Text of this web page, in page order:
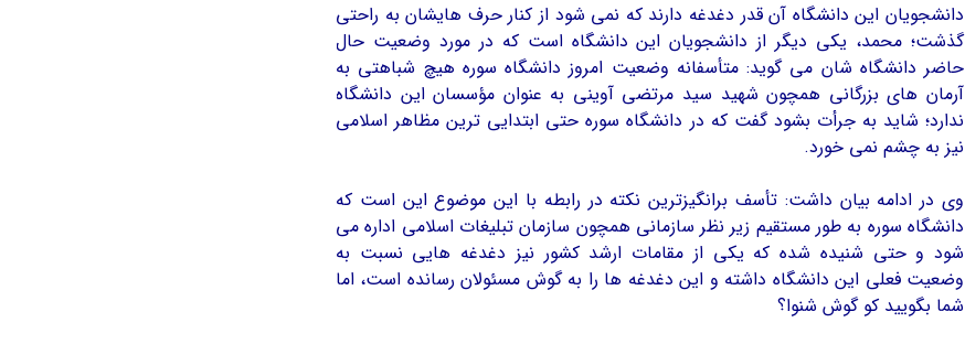
دانشجويان اين دانشگاه آن قدر دغدغه دارند كه نمي شود از كنار حرف هايشان به راحتي
گذشت؛ محمد، يكي ديگر از دانشجويان اين دانشگاه است كه در مورد وضعيت حال
حاضر دانشگاه شان مي گويد: متأسفانه وضعیت امروز دانشگاه سوره هیچ شباهتی به
آرمان های بزرگانی همچون شهید سید مرتضی آوینی به عنوان مؤسسان این دانشگاه
ندارد؛ شاید به جرأت بشود گفت که در دانشگاه سوره حتی ابتدايي ترين مظاهر اسلامی
نیز به چشم نمی خورد.
وي در ادامه بيان داشت: تأسف برانگیزترین نکته در رابطه با این موضوع این است که
دانشگاه سوره به طور مستقیم زیر نظر سازمانی همچون سازمان تبلیغات اسلامی اداره می
شود و حتی شنیده شده که يكي از مقامات ارشد كشور نیز دغدغه هایی نسبت به
وضعیت فعلی این دانشگاه داشته و این دغدغه ها را به گوش مسئولان رسانده است، اما
شما بگويید کو گوش شنوا؟